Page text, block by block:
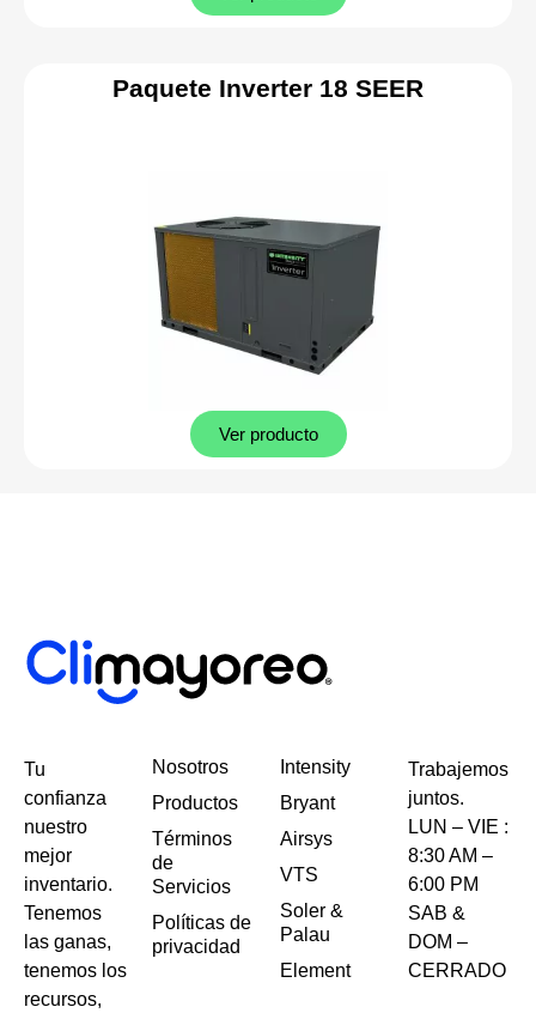
Paquete Inverter 18 SEER
Ver producto
Tu
confianza
nuestro
mejor
inventario.
Tenemos
las ganas,
tenemos los
recursos,
Nosotros
Productos
Términos
de
Servicios
Políticas de
privacidad
Intensity
Bryant
Airsys
VTS
Soler &
Palau
Element
Trabajemos
juntos.
LUN – VIE :
8:30 AM –
6:00 PM
SAB &
DOM –
CERRADO